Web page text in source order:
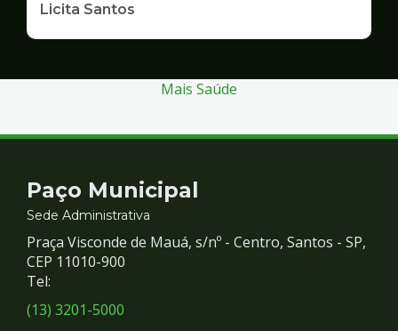
Licita Santos
Mais Saúde
Contato
e
Redes
Sociais
Paço Municipal
Sede Administrativa
Praça Visconde de Mauá, s/nº - Centro, Santos - SP,
CEP 11010-900
Tel:
(13) 3201-5000